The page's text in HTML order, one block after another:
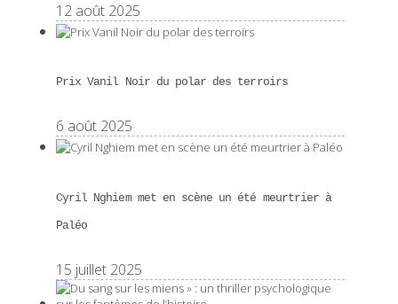
12 août 2025
Prix Vanil Noir du polar des terroirs
6 août 2025
Cyril Nghiem met en scène un été meurtrier à
Paléo
15 juillet 2025